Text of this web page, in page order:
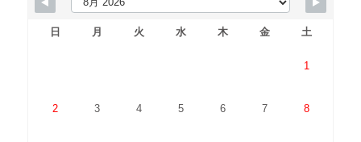
日 月 火 水 木 金 土
1
2 3 4 5 6 7 8